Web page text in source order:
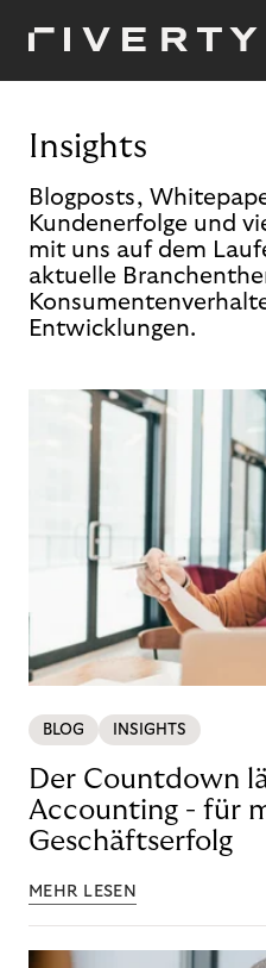
Insights
Blogposts,
Kundenerfolge und
mit uns auf dem
aktuelle
Entwicklungen.
BLOG INSIGHTS
Der Countdown
Accounting - für
Geschäftserfolg
MEHR LESEN